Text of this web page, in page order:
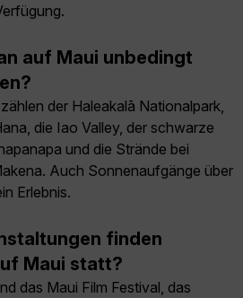
auf Maui unbedingt
der Haleakalā Nationalpark,
die Iao Valley, der schwarze
und die Strände bei
Auch Sonnenaufgänge über
Erlebnis.
finden
Maui statt?
das Maui Film Festival, das